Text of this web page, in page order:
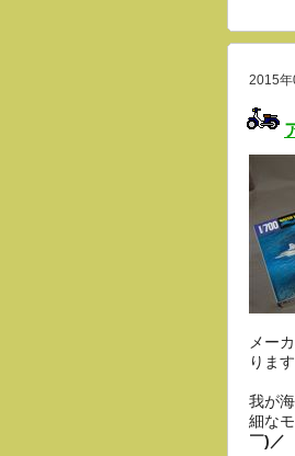
2015年
メー
ります
我が
細な
￣)／